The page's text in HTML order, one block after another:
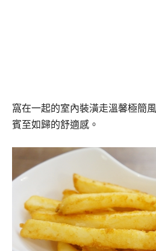
窩在一起的室內裝潢走溫馨極簡
賓至如歸的舒適感。